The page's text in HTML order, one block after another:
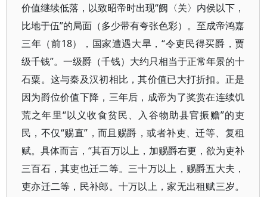
价值继续低落，以致昭帝时出现“阙〈关〉内侯以下，
比地于伍”的局面（多少带有夸张色彩）。至成帝鸿嘉
三年（前18），国家遭遇大旱，“令吏民得买爵，贾
级千钱”。一级爵（千钱）大约只相当于正常年景的十
石粟。这与秦及汉初相比，其价值已大打折扣。正是
因为爵位价值下降，三年后，成帝为了奖赏在连续饥
荒之年里“以义收食贫民、入谷物助县官振赡”的吏
民，不仅“赐直”，而且赐爵，或者补吏、迁等、复租
赋。具体而言，“其百万以上，加赐爵右更，欲为吏补
三百石，其吏也迁二等。三十万以上，赐爵五大夫，
吏亦迁二等，民补郎。十万以上，家无出租赋三岁。